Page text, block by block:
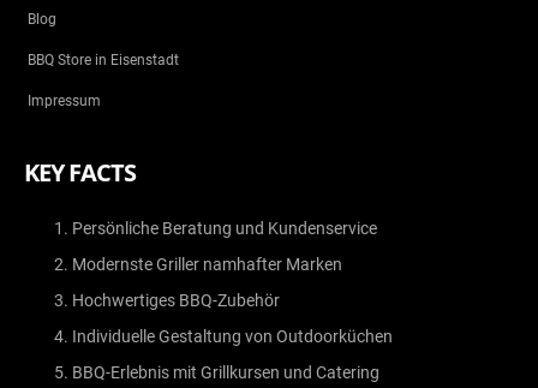
Blog
BBQ Store in Eisenstadt
Impressum
KEY FACTS
Persönliche Beratung und Kundenservice
Modernste Griller namhafter Marken
Hochwertiges BBQ-Zubehör
Individuelle Gestaltung von Outdoorküchen
BBQ-Erlebnis mit Grillkursen und Catering